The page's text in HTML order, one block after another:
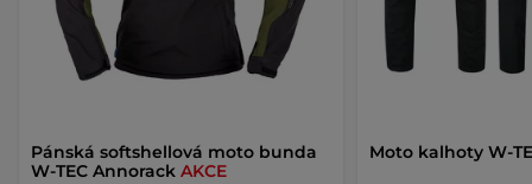
Pánská softshellová moto bunda
W-TEC Annorack AKCE
Moto kalhoty W-